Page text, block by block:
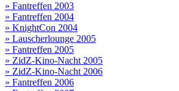
» Fantreffen 2003
» Fantreffen 2004
» KnightCon 2004
» Lauscherlounge 2005
» Fantreffen 2005
» ZidZ-Kino-Nacht 2005
» ZidZ-Kino-Nacht 2006
» Fantreffen 2006